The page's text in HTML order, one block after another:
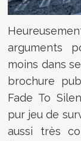
arguments
moins dans
brochure
Fade To
pur jeu de
aussi très